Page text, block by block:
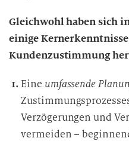
Gleichwohl haben sich
einige
Kundenzustimmung
Eine umfassende
Verzögerungen und
vermeiden –